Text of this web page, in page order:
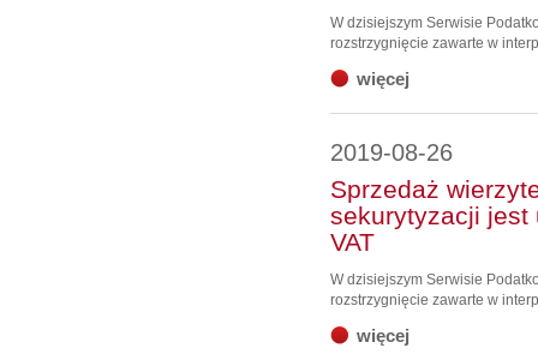
W dzisiejszym Serwisie
rozstrzygnięcie zawarte w
więcej
2019-08-26
Sprzedaż
sekurytyzacji jest
VAT
W dzisiejszym Serwisie
rozstrzygnięcie zawarte w
więcej